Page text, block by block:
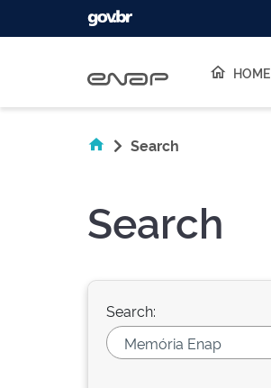
HOME
Search
Search
Search: